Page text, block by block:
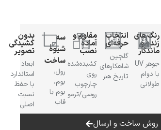
رنگ‌های
زنده و
ماندگار
جوهر UV
با دوام
طولانی
انتخاب
حرفه‌ای
گلچین
شاهکارهای
تاریخ هنر
مقاوم و
آمادهٔ
نصب
کشیده‌شده
روی
چارچوب
روسی/ترمو
سه
شیوهٔ
ساخت
رول،
بوم،
بوم با
قاب
بدون
کشیدگی
تصویر
ابعاد
استاندارد
با حفظ
نسبت
اصلی
روش ساخت و ارسال